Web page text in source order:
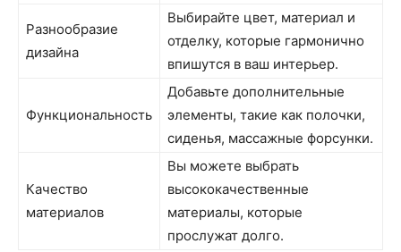
Разнообразие
дизайна
Выбирайте цвет, материал и
отделку, которые гармонично
впишутся в ваш интерьер.
Функциональность
Добавьте дополнительные
элементы, такие как полочки,
сиденья, массажные форсунки.
Качество
материалов
Вы можете выбрать
высококачественные
материалы, которые
прослужат долго.